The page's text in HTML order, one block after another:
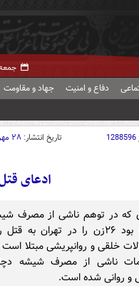
جمعه ۱۶ مرداد
دفاع و امنیت جهاد و مقاومت
1288596 تاریخ انتشار: ۲۸ مهر ۱۴۰۰ - ۲۲:۳۶
ادعای قتل ۲۶ زن در توهم
که در توهم ناشی از مصرف
شده بود ۲۶‌زن را در تهران به
خلقی و روانپریشی مبتلا
ناشی از مصرف شیشه
و روانی شده است.